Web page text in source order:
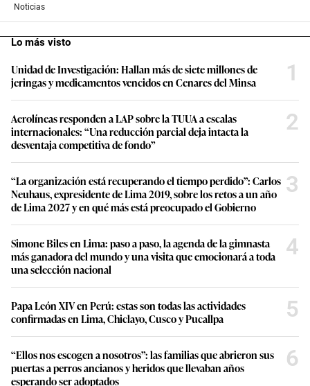
Noticias
Lo más visto
Unidad de Investigación: Hallan más de siete millones de
jeringas y medicamentos vencidos en Cenares del Minsa
1
Aerolíneas responden a LAP sobre la TUUA a escalas
internacionales: “Una reducción parcial deja intacta la
desventaja competitiva de fondo”
2
“La organización está recuperando el tiempo perdido”: Carlos
Neuhaus, expresidente de Lima 2019, sobre los retos a un año
de Lima 2027 y en qué más está preocupado el Gobierno
3
Simone Biles en Lima: paso a paso, la agenda de la gimnasta
más ganadora del mundo y una visita que emocionará a toda
una selección nacional
4
Papa León XIV en Perú: estas son todas las actividades
confirmadas en Lima, Chiclayo, Cusco y Pucallpa
5
“Ellos nos escogen a nosotros”: las familias que abrieron sus
puertas a perros ancianos y heridos que llevaban años
esperando ser adoptados
6